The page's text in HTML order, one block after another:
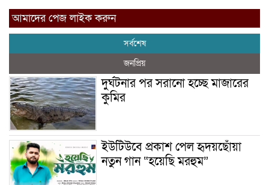
আমাদের পেজ লাইক করুন
সর্বশেষ
জনপ্রিয়
দুর্ঘটনার পর সরানো হচ্ছে মাজারের
কুমির
ইউটিউবে প্রকাশ পেল হৃদয়ছোঁয়া
নতুন গান “হয়েছি মরহুম”